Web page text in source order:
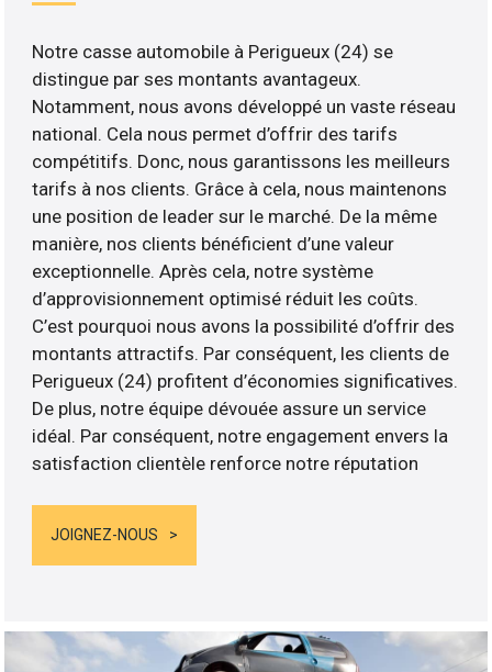
Notre casse automobile à Perigueux (24) se
distingue par ses montants avantageux.
Notamment, nous avons développé un vaste réseau
national. Cela nous permet d’offrir des tarifs
compétitifs. Donc, nous garantissons les meilleurs
tarifs à nos clients. Grâce à cela, nous maintenons
une position de leader sur le marché. De la même
manière, nos clients bénéficient d’une valeur
exceptionnelle. Après cela, notre système
d’approvisionnement optimisé réduit les coûts.
C’est pourquoi nous avons la possibilité d’offrir des
montants attractifs. Par conséquent, les clients de
Perigueux (24) profitent d’économies significatives.
De plus, notre équipe dévouée assure un service
idéal. Par conséquent, notre engagement envers la
satisfaction clientèle renforce notre réputation
JOIGNEZ-NOUS